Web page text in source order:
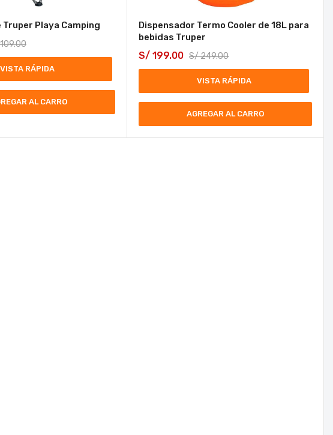
Truper Playa Camping
VISTA RÁPIDA
AL CARRO
Dispensador Termo Cooler de 18L para
bebidas Truper
S/249.00
S/ 199.00
VISTA RÁPIDA
AGREGAR AL CARRO